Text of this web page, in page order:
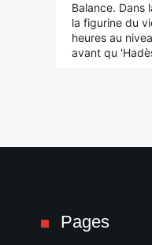
Balance. Dans
la figurine du
heures au
avant qu
Pages